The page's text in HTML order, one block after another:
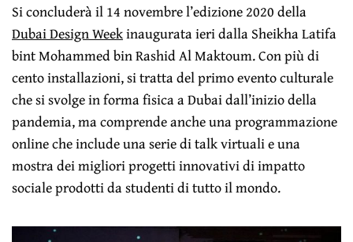
Si concluderà il 14 novembre l’edizione 2020 della
Dubai Design Weekinaugurata ieri dalla Sheikha Latifa
bint Mohammed bin Rashid Al Maktoum. Con più di
cento installazioni, si tratta del primo evento culturale
che si svolge in forma fisica a Dubai dall’inizio della
pandemia, ma comprende anche una programmazione
online che include una serie di talk virtuali e una
mostra dei migliori progetti innovativi di impatto
sociale prodotti da studenti di tutto il mondo.